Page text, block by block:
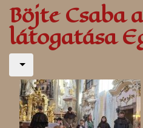
Böjte Csaba
látogatása